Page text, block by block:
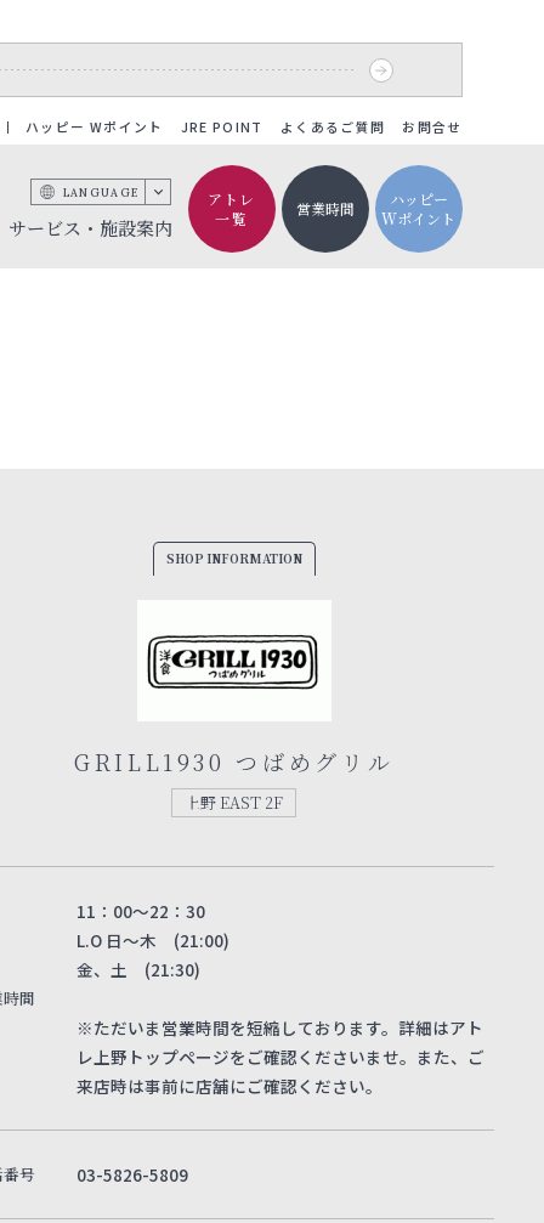
ハッピー Wポイント JRE POINT よくあるご質問 お問合せ
サービス・施設案内
LANGUAGE
アトレ
一覧
営業時間
ハッピー
Wポイント
SHOP INFORMATION
GRILL1930 つばめグリル
上野 EAST 2F
間
11：00～22：30
L.O 日〜木 (21:00)
金、土 (21:30)
※ただいま営業時間を短縮しております。詳細はアト
レ上野トップページをご確認くださいませ。また、ご
来店時は事前に店舗にご確認ください。
号 03-5826-5809